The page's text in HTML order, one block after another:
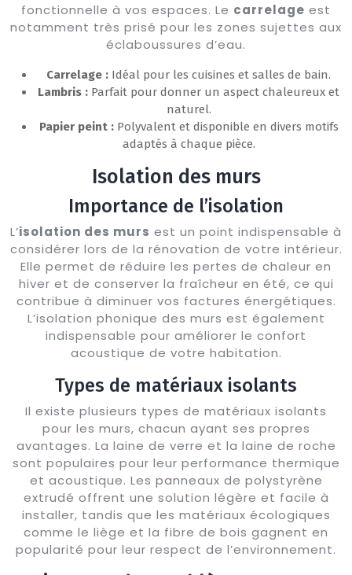
fonctionnelle à vos espaces. Le carrelage est
notamment très prisé pour les zones sujettes aux
éclaboussures d’eau.
Carrelage : Idéal pour les cuisines et salles de bain.
Lambris : Parfait pour donner un aspect chaleureux et
naturel.
Papier peint :Polyvalent et disponible en divers motifs
adaptés à chaque pièce.
Isolation des murs
Importance de l’isolation
L’isolation des murs est un point indispensable à
considérer lors de la rénovation de votre intérieur.
Elle permet de réduire les pertes de chaleur en
hiver et de conserver la fraîcheur en été, ce qui
contribue à diminuer vos factures énergétiques.
L’isolation phonique des murs est également
indispensable pour améliorer le confort
acoustique de votre habitation.
Types de matériaux isolants
Il existe plusieurs types de matériaux isolants
pour les murs, chacun ayant ses propres
avantages. La laine de verre et la laine de roche
sont populaires pour leur performance thermique
et acoustique. Les panneaux de polystyrène
extrudé offrent une solution légère et facile à
installer, tandis que les matériaux écologiques
comme le liège et la fibre de bois gagnent en
popularité pour leur respect de l’environnement.